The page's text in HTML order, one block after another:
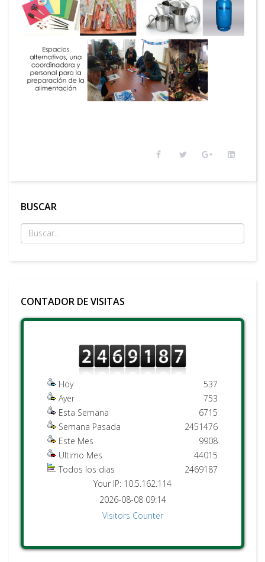
BUSCAR
CONTADOR DE VISITAS
Hoy
Ayer
Esta Semana
Semana Pasada
Este Mes
Ultimo Mes
Todos los dias
537
753
6715
2451476
9908
44015
2469187
Your IP: 10.5.162.114
2026-08-08 09:14
Visitors Counter